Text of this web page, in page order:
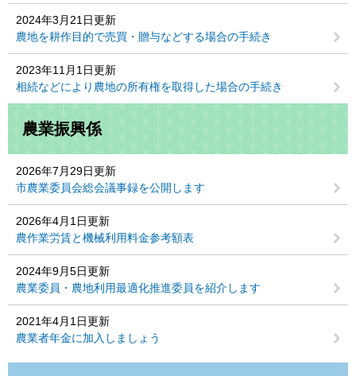
2024年3月21日更新
農地を耕作目的で売買・贈与などする場合の手続き
2023年11月1日更新
相続などにより農地の所有権を取得した場合の手続き
農業振興係
2026年7月29日更新
市農業委員会総会議事録を公開します
2026年4月1日更新
農作業労賃と機械利用料金参考額表
2024年9月5日更新
農業委員・農地利用最適化推進委員を紹介します
2021年4月1日更新
農業者年金に加入しましょう